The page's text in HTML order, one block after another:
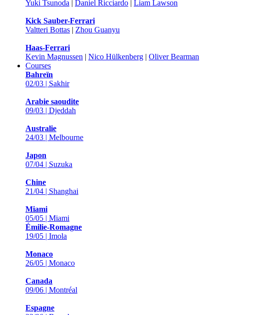
Yuki Tsunoda | Daniel Ricciardo | Liam Lawson
Kick Sauber-Ferrari
Valtteri Bottas | Zhou Guanyu
Haas-Ferrari
Kevin Magnussen | Nico Hülkenberg | Oliver Bearman
Courses
Bahreïn
02/03 | Sakhir
Arabie saoudite
09/03 | Djeddah
Australie
24/03 | Melbourne
Japon
07/04 | Suzuka
Chine
21/04 | Shanghai
Miami
05/05 | Miami
Émilie-Romagne
19/05 | Imola
Monaco
26/05 | Monaco
Canada
09/06 | Montréal
Espagne